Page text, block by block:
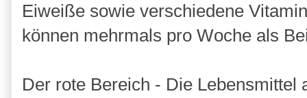
Eiweiße sowie verschiedene
können mehrmals pro Woche als
Der rote Bereich - Die